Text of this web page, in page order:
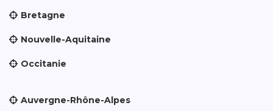
Bretagne
Nouvelle-Aquitaine
Occitanie
Auvergne-Rhône-Alpes